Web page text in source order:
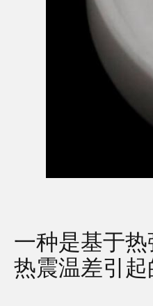
一种是基于
热震温差引